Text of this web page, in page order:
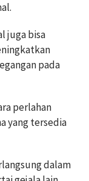
juga bisa
pada
perlahan
yang tersedia
dalam